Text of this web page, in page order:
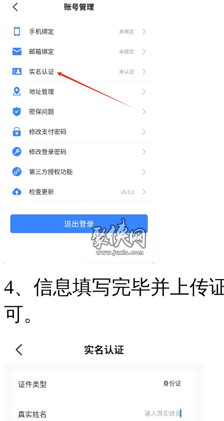
4、信息填写完毕并上传
可。